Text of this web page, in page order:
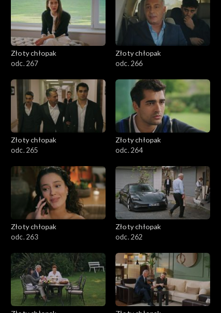
Złoty chłopak
odc. 267
Złoty chłopak
odc. 266
Złoty chłopak
odc. 265
Złoty chłopak
odc. 264
Złoty chłopak
odc. 263
Złoty chłopak
odc. 262